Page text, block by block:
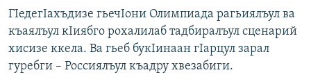
ГІедегІахъдизе гьечIони Олимпиада рагьиялъул ва
къаялъул кIиябго рохалилаб тадбиралъул сценарий
хисизе ккела. Ва гьеб букIинаан гIарцул зарал
гуребги – Россиялъул къадру хвезабиги.